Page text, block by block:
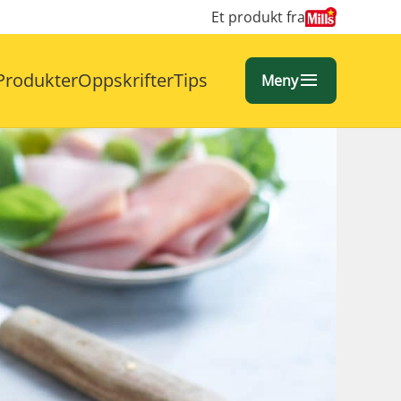
Et produkt fra
OppskrifterTips Meny